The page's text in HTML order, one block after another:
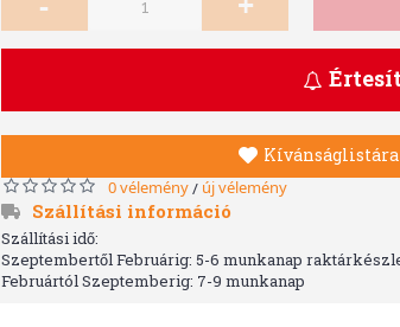
Kívánságlistára
0 vélemény/ új vélemény
Szállítási információ
Szállítási idő:
Szeptembertől Februárig: 5-6 munkanap
Februártól Szeptemberig: 7-9 munkanap